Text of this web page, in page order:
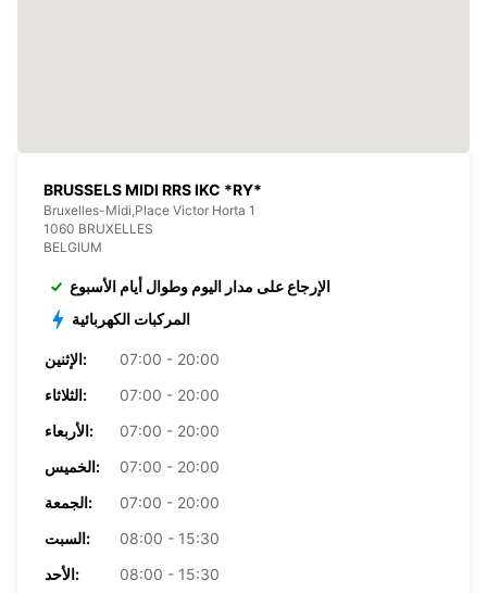
BRUSSELS MIDI RRS IKC *RY*
Bruxelles-Midi,Place Victor Horta 1
1060 BRUXELLES
BELGIUM
الإرجاع على مدار اليوم وطوال أيام الأسبوع
المركبات الكهربائية
الإثنين:
07:00 - 20:00
الثلاثاء:
07:00 - 20:00
الأربعاء:
07:00 - 20:00
الخميس:
07:00 - 20:00
الجمعة:
07:00 - 20:00
السبت:
08:00 - 15:30
الأحد:
08:00 - 15:30